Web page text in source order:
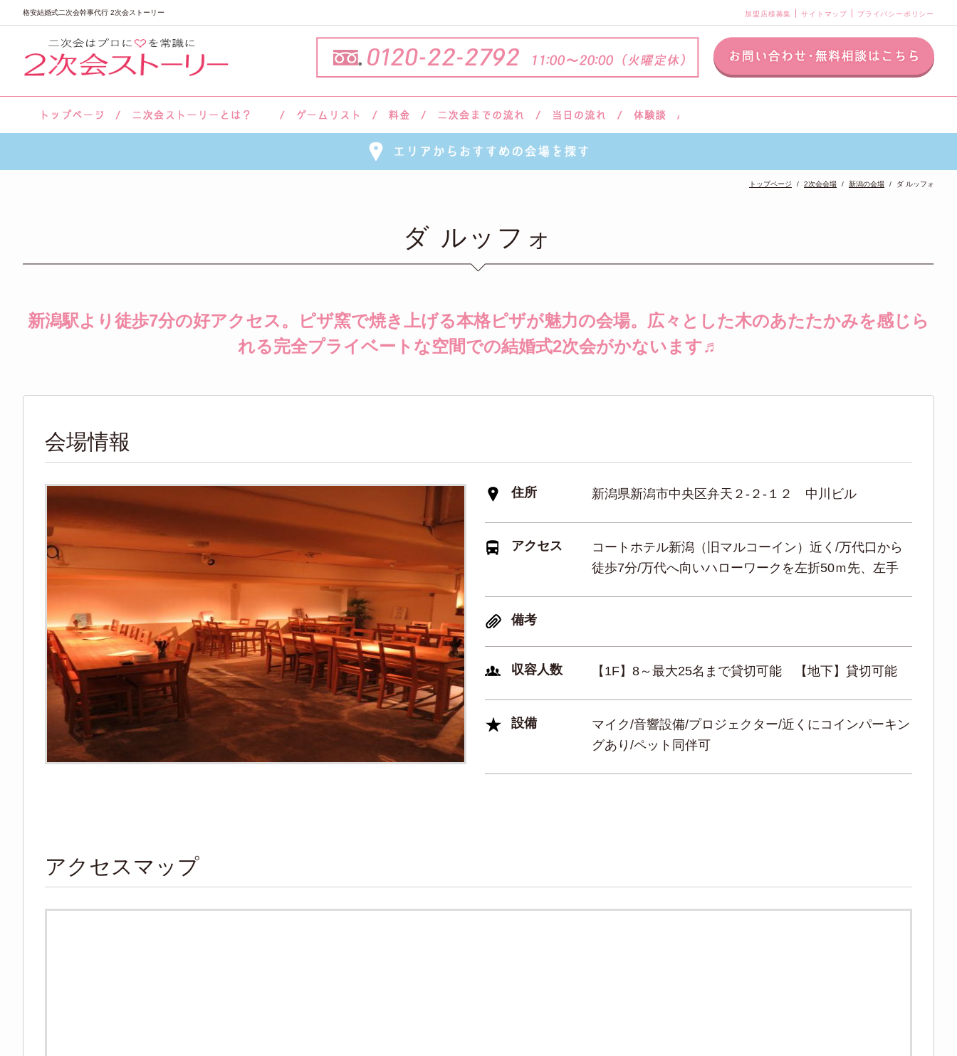
格安結婚式二次会幹事代行 2次会ストーリー 加盟店様募集 サイトマップ プライバシーポリシー
トップページ 2次会会場 新潟の会場 ダ ルッフォ
ダ ルッフォ
新潟駅より徒歩7分の好アクセス。ピザ窯で焼き上げる本格ピザが魅力の会場。広々とした木のあたたかみを感じら
れる完全プライベートな空間での結婚式2次会がかないます♬
会場情報
住所 新潟県新潟市中央区弁天２-２-１２ 中川ビル
アクセス
コートホテル新潟（旧マルコーイン）近く/万代口から
徒歩7分/万代へ向いハローワークを左折50ｍ先、左手
備考
収容人数 【1F】8～最大25名まで貸切可能 【地下】貸切可能
設備
マイク/音響設備/プロジェクター/近くにコインパーキン
グあり/ペット同伴可
アクセスマップ